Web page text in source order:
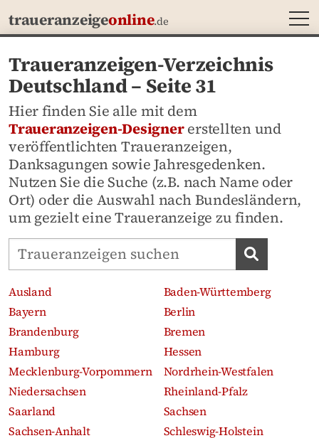
traueranzeigeonline.de
Traueranzeigen-Verzeichnis
Deutschland – Seite 31
Hier finden Sie alle mit dem
Traueranzeigen-Designererstellten und
veröffentlichten Traueranzeigen,
Danksagungen sowie Jahresgedenken.
Nutzen Sie die Suche (z.B. nach Name oder
Ort) oder die Auswahl nach Bundesländern,
um gezielt eine Traueranzeige zu finden.
Traueranzeigen-Portal durchsuchen
Ausland
Baden-Württemberg
Bayern
Berlin
Brandenburg
Bremen
Hamburg
Hessen
Mecklenburg-Vorpommern
Nordrhein-Westfalen
Niedersachsen
Rheinland-Pfalz
Saarland
Sachsen
Sachsen-Anhalt
Schleswig-Holstein